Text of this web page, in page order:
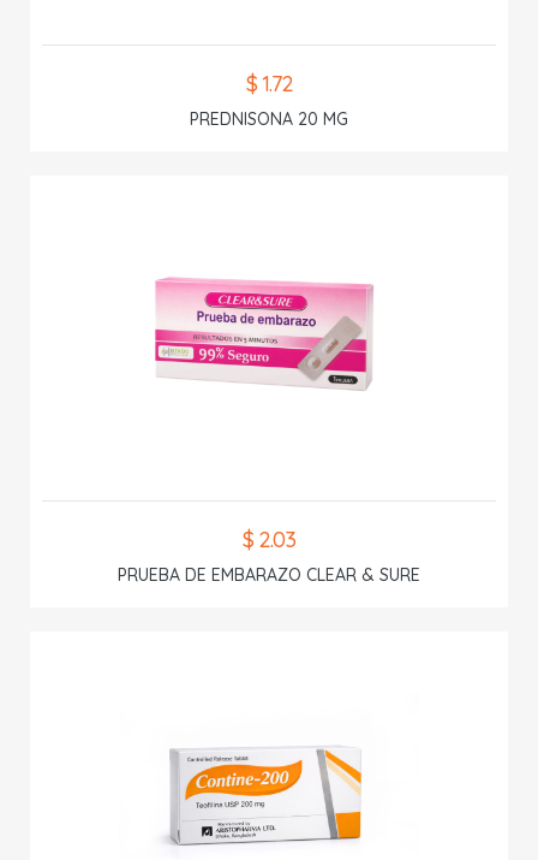
$ 1.72
PREDNISONA 20 MG
$ 2.03
PRUEBA DE EMBARAZO CLEAR & SURE